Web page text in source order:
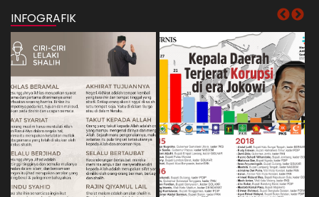
INFOGRAFIK